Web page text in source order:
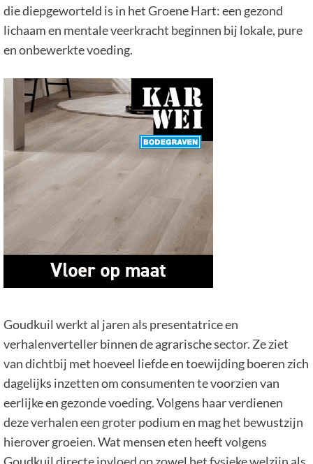
die diepgeworteld is in het Groene Hart: een gezond
lichaam en mentale veerkracht beginnen bij lokale, pure
en onbewerkte voeding.
Goudkuil werkt al jaren als presentatrice en
verhalenverteller binnen de agrarische sector. Ze ziet
van dichtbij met hoeveel liefde en toewijding boeren zich
dagelijks inzetten om consumenten te voorzien van
eerlijke en gezonde voeding. Volgens haar verdienen
deze verhalen een groter podium en mag het bewustzijn
hierover groeien. Wat mensen eten heeft volgens